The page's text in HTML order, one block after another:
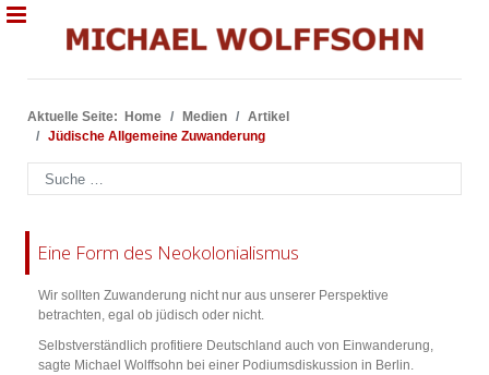
Aktuelle Seite: Home Medien
Artikel
Jüdische Allgemeine Zuwanderung
Suchen
Eine Form des Neokolonialismus
Wir sollten Zuwanderung nicht nur aus unserer Perspektive
betrachten, egal ob jüdisch oder nicht.
Selbstverständlich profitiere Deutschland auch von Einwanderung,
sagte Michael Wolffsohn bei einer Podiumsdiskussion in Berlin.